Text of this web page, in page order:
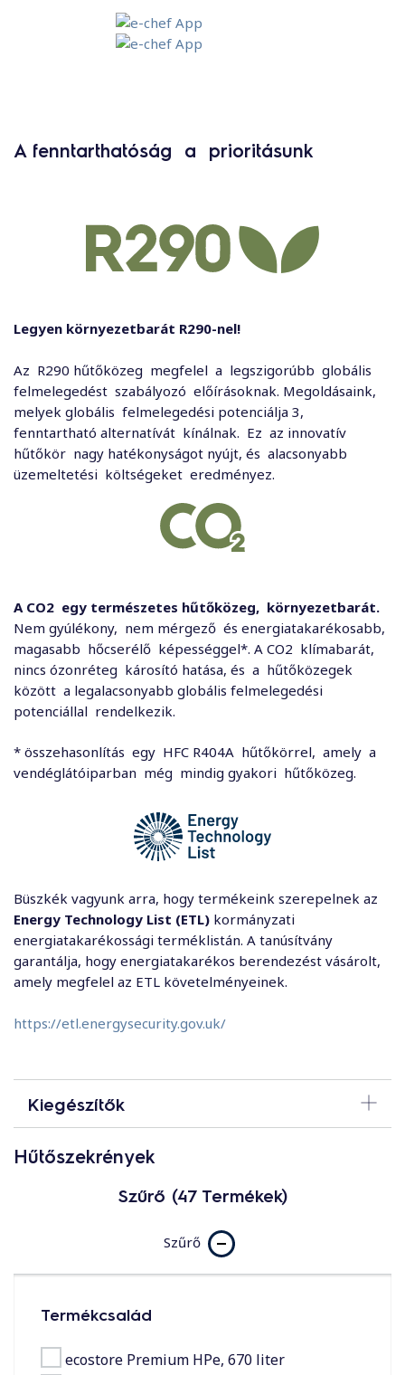
A fenntarthatóság a prioritásunk
Legyen környezetbarát R290-nel!
Az R290 hűtőközeg megfelel a legszigorúbb globális
felmelegedést szabályozó előírásoknak. Megoldásaink,
melyek globális felmelegedési potenciálja 3,
fenntartható alternatívát kínálnak. Ez az innovatív
hűtőkör nagy hatékonyságot nyújt, és alacsonyabb
üzemeltetési költségeket eredményez.
A CO2 egy természetes hűtőközeg, környezetbarát.
Nem gyúlékony, nem mérgező és energiatakarékosabb,
magasabb hőcserélő képességgel*. A CO2 klímabarát,
nincs ózonréteg károsító hatása, és a hűtőközegek
között a legalacsonyabb globális felmelegedési
potenciállal rendelkezik.
* összehasonlítás egy HFC R404A hűtőkörrel, amely a
vendéglátóiparban még mindig gyakori hűtőközeg.
Büszkék vagyunk arra, hogy termékeink szerepelnek az
Energy Technology List (ETL) kormányzati
energiatakarékossági terméklistán. A tanúsítvány
garantálja, hogy energiatakarékos berendezést vásárolt,
amely megfelel az ETL követelményeinek.
https://etl.energysecurity.gov.uk/
Kiegészítők
Tömítések, rácsok és drótkosarak
Hűtőszekrények
Szűrő (47 Termékek)
Szűrő
Termékcsalád
ecostore Premium HPe, 670 liter